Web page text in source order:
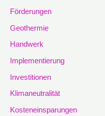
Förderungen
Geothermie
Handwerk
Implementierung
Investitionen
Klimaneutralität
Kosteneinsparungen